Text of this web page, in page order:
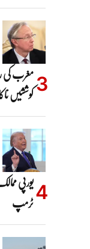
مغرب کی
کوششیں
یورپی
ٹرمپ